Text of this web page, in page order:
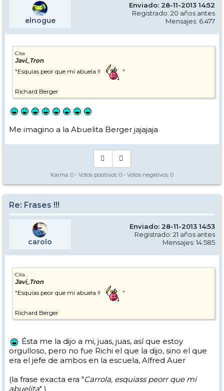
elnogue
Enviado: 28-11-2013 14:52
Registrado: 20 años antes
Mensajes: 6.477
Cita
Javi_Tron
"Esquías peor que mi abuela !!
"
Richard Berger
Me imagino a la Abuelita Berger jajajaja
Karma: 0 - Votos positivos: 0 - Votos negativos: 0
Re: Frases !!!
carolo
Enviado: 28-11-2013 14:53
Registrado: 21 años antes
Mensajes: 14.585
Cita
Javi_Tron
"Esquías peor que mi abuela !!
"
Richard Berger
Ésta me la dijo a mi, juas, juas, así que estoy
orgulloso, pero no fue Richi el que la dijo, sino el que
era el jefe de ambos en la escuela, Alfred Auer
(la frase exacta era "Carrola, esquiass peorr que mi
abuelita" )